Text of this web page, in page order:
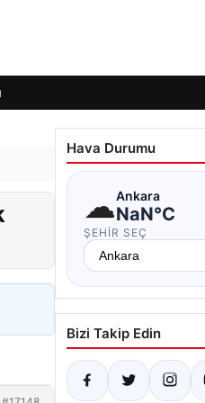
Hava Durumu
☁Ankara
NaN°C
ŞEHIR SEÇ
Bizi Takip Edin